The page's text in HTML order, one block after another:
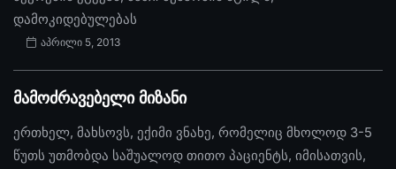
დამოკიდებულებას
აპრილი 5, 2013
მამოძრავებელი მიზანი
ერთხელ, მახსოვს, ექიმი ვნახე, რომელიც მხოლოდ 3-5
წუთს უთმობდა საშუალოდ თითო პაციენტს, იმისათვის,